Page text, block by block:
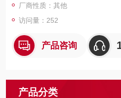
厂、发电厂、港口和码头等有胶带
厂商性质：其他
访问量：252
产品咨询
产品分类